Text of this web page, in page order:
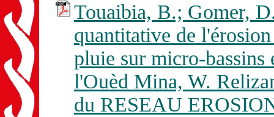
Touaibia, B.; Gomer,
quantitative de
pluie sur micro-bassins
l'Ouèd Mina, W.
du RESEAU